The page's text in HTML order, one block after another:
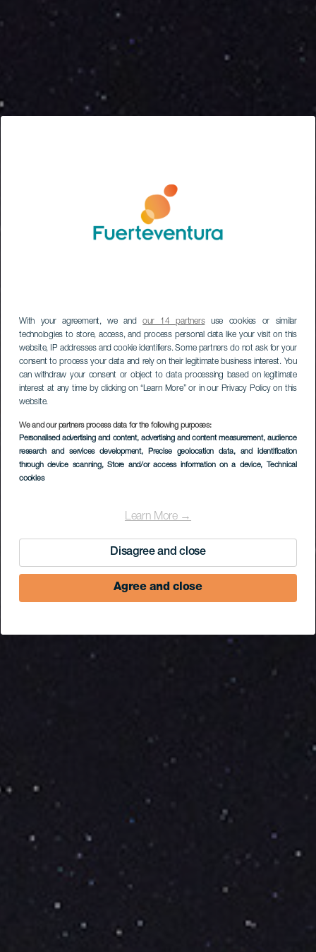
With your agreement, we andour 14 partnersuse cookies or similar
technologies to store, access, and process personal data like your visit on this
website, IP addresses and cookie identifiers. Some partners do not ask for your
consent to process your data and rely on their legitimate business interest. You
can withdraw your consent or object to data processing based on legitimate
interest at any time by clicking on “Learn More” or in our Privacy Policy on this
website.
We and our partners process data for the following purposes:
Personalised advertising and content, advertising and content measurement, audience
research and services development, Precise geolocation data, and identification
through device scanning, Store and/or access information on a device, Technical
cookies
Learn More →
Disagree and close
Agree and close
Sterren kijken vanaf
het uitzichtpunt Morro
Velosa